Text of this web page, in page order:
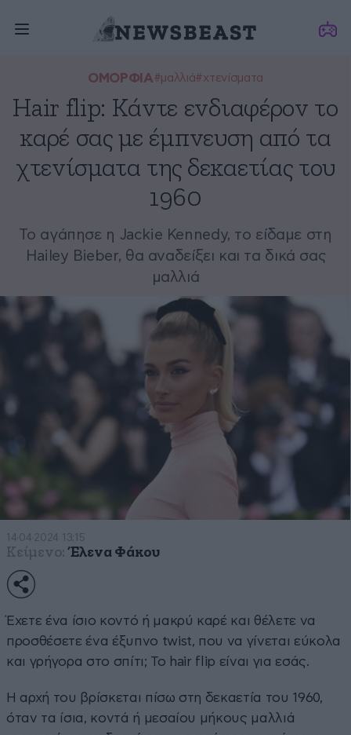
ΟΜΟΡΦΙΑ#μαλλιά#χτενίσματα
Hair flip: Κάντε ενδιαφέρον το
καρέ σας με έμπνευση από τα
χτενίσματα της δεκαετίας του
1960
Το αγάπησε η Jackie Kennedy, το είδαμε στη
Hailey Bieber, θα αναδείξει και τα δικά σας
μαλλιά
14·04·2024 13:15
Κείμενο: Έλενα Φάκου
Έχετε ένα ίσιο κοντό ή μακρύ καρέ και θέλετε να
προσθέσετε ένα έξυπνο twist, που να γίνεται εύκολα
και γρήγορα στο σπίτι; Το hair flip είναι για εσάς.
Η αρχή του βρίσκεται πίσω στη δεκαετία του 1960,
όταν τα ίσια, κοντά ή μεσαίου μήκους μαλλιά